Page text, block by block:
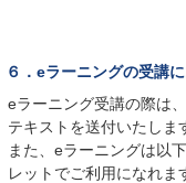
６．eラーニングの受講
eラーニング受講の際は
テキストを送付いたしま
また、eラーニングは以
レットでご利用になれま